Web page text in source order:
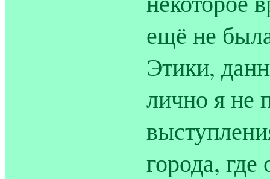
ещё не
Этики,
лично я не
города,